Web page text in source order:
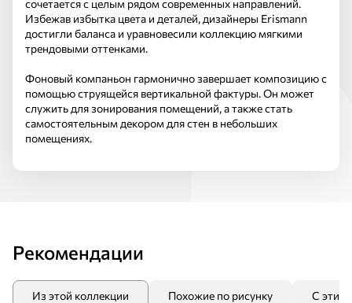
сочетается с целым рядом современных направлений.
Избежав избытка цвета и деталей, дизайнеры Erismann
достигли баланса и уравновесили коллекцию мягкими
трендовыми оттенками.
Фоновый компаньон гармонично завершает композицию с
помощью струящейся вертикальной фактуры. Он может
служить для зонирования помещений, а также стать
самостоятельным декором для стен в небольших
помещениях.
Рекомендации
Из этой коллекции Похожие по рисунку С этим